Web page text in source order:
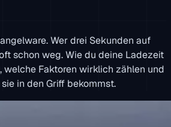
Wer drei Sekunden auf
schon weg. Wie du deine Ladezeit
welche Faktoren wirklich zählen und
in den Griff bekommst.